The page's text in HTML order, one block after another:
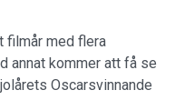
filmår med flera
annat kommer att få se
Oscarsvinnande